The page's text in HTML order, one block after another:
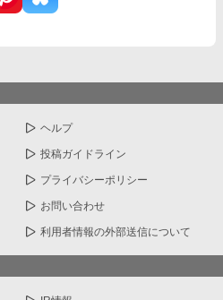
ヘルプ
投稿ガイドライン
プライバシーポリシー
お問い合わせ
利用者情報の外部送信について